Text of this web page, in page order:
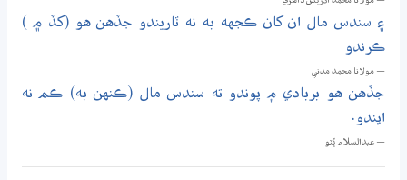
۽ سندس مال ان کان ڪجهه به نه ٽاريندو جڏهن هو (کڏ ۾ )
ڪرندو
— مولانا محمد مدني
جڏهن هو بربادي ۾ پوندو ته سندس مال (ڪنهن به) ڪم نه
ايندو.
— عبدالسلام ڀُٽو